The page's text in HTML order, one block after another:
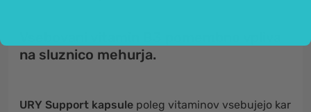
na sluznico mehurja.
URY Support kapsule poleg vitaminov vsebujejo kar